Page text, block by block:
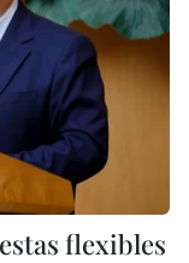
flexibles